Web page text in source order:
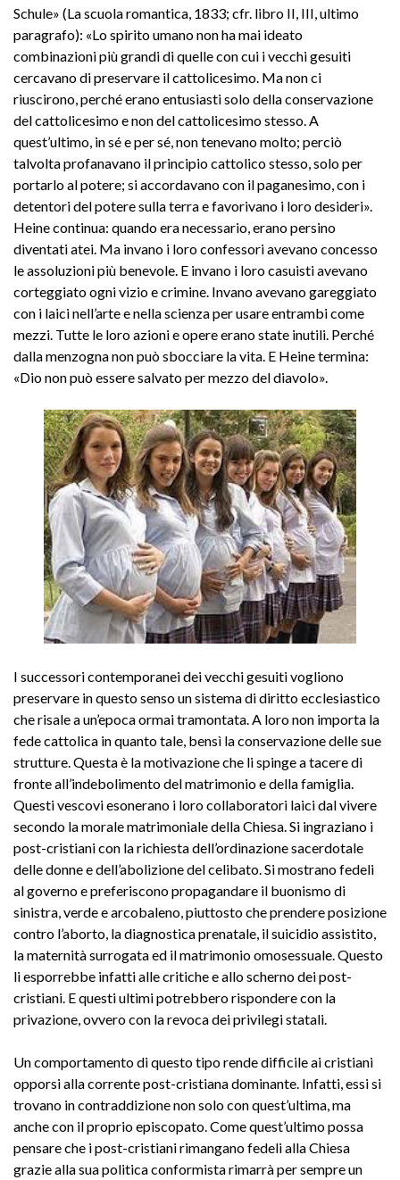
Schule» (La scuola romantica, 1833; cfr. libro II, III, ultimo
paragrafo): «Lo spirito umano non ha mai ideato
combinazioni più grandi di quelle con cui i vecchi gesuiti
cercavano di preservare il cattolicesimo. Ma non ci
riuscirono, perché erano entusiasti solo della conservazione
del cattolicesimo e non del cattolicesimo stesso. A
quest’ultimo, in sé e per sé, non tenevano molto; perciò
talvolta profanavano il principio cattolico stesso, solo per
portarlo al potere; si accordavano con il paganesimo, con i
detentori del potere sulla terra e favorivano i loro desideri».
Heine continua: quando era necessario, erano persino
diventati atei. Ma invano i loro confessori avevano concesso
le assoluzioni più benevole. E invano i loro casuisti avevano
corteggiato ogni vizio e crimine. Invano avevano gareggiato
con i laici nell’arte e nella scienza per usare entrambi come
mezzi. Tutte le loro azioni e opere erano state inutili. Perché
dalla menzogna non può sbocciare la vita. E Heine termina:
«Dio non può essere salvato per mezzo del diavolo».
I successori contemporanei dei vecchi gesuiti vogliono
preservare in questo senso un sistema di diritto ecclesiastico
che risale a un’epoca ormai tramontata. A loro non importa la
fede cattolica in quanto tale, bensì la conservazione delle sue
strutture. Questa è la motivazione che li spinge a tacere di
fronte all’indebolimento del matrimonio e della famiglia.
Questi vescovi esonerano i loro collaboratori laici dal vivere
secondo la morale matrimoniale della Chiesa. Si ingraziano i
post-cristiani con la richiesta dell’ordinazione sacerdotale
delle donne e dell’abolizione del celibato. Si mostrano fedeli
al governo e preferiscono propagandare il buonismo di
sinistra, verde e arcobaleno, piuttosto che prendere posizione
contro l’aborto, la diagnostica prenatale, il suicidio assistito,
la maternità surrogata ed il matrimonio omosessuale. Questo
li esporrebbe infatti alle critiche e allo scherno dei post-
cristiani. E questi ultimi potrebbero rispondere con la
privazione, ovvero con la revoca dei privilegi statali.
Un comportamento di questo tipo rende difficile ai cristiani
opporsi alla corrente post-cristiana dominante. Infatti, essi si
trovano in contraddizione non solo con quest’ultima, ma
anche con il proprio episcopato. Come quest’ultimo possa
pensare che i post-cristiani rimangano fedeli alla Chiesa
grazie alla sua politica conformista rimarrà per sempre un